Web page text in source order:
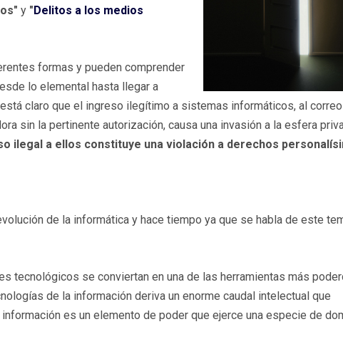
y " Delitos a los medios
formas y pueden comprender
lo elemental hasta llegar a
claro que el ingreso ilegítimo a sistemas informáticos, al correo
sin la pertinente autorización, causa una invasión a la esfera
ilegal a ellos constituye una violación a derechos
de la informática y hace tiempo ya que se habla de este
tecnológicos se conviertan en una de las herramientas más
de la información deriva un enorme caudal intelectual que
es un elemento de poder que ejerce una especie de